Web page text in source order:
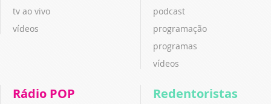
tv ao vivo
vídeos
podcast
programação
programas
vídeos
Rádio POP Redentoristas